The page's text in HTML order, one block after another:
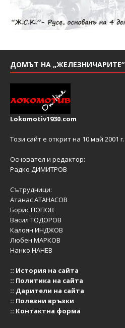
ДОМЪТ НА „ЖЕЛЕЗНИЧАРИТЕ“
Lokomotiv1930.com
Този сайт е открит на 10 май 2001 г.
Основател и редактор:
Радко ДИМИТРОВ
Сътрудници:
Атанас АТАНАСОВ
Борис ПОПОВ
Васил ТОДОРОВ
Калоян ИНДЖОВ
Любен МАРКОВ
Нанко НАНЕВ
:: История на сайта
:: Политика на сайта
:: Дарители на сайта
:: Полезни връзки
:: Контактна форма